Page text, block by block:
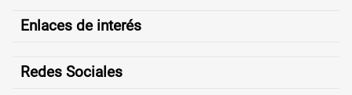
Enlaces de interés
Redes Sociales